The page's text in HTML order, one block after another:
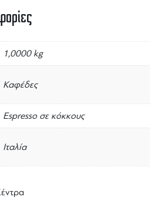
1,0000 kg
Καφέδες
Espresso σε κόκκους
Ιταλία